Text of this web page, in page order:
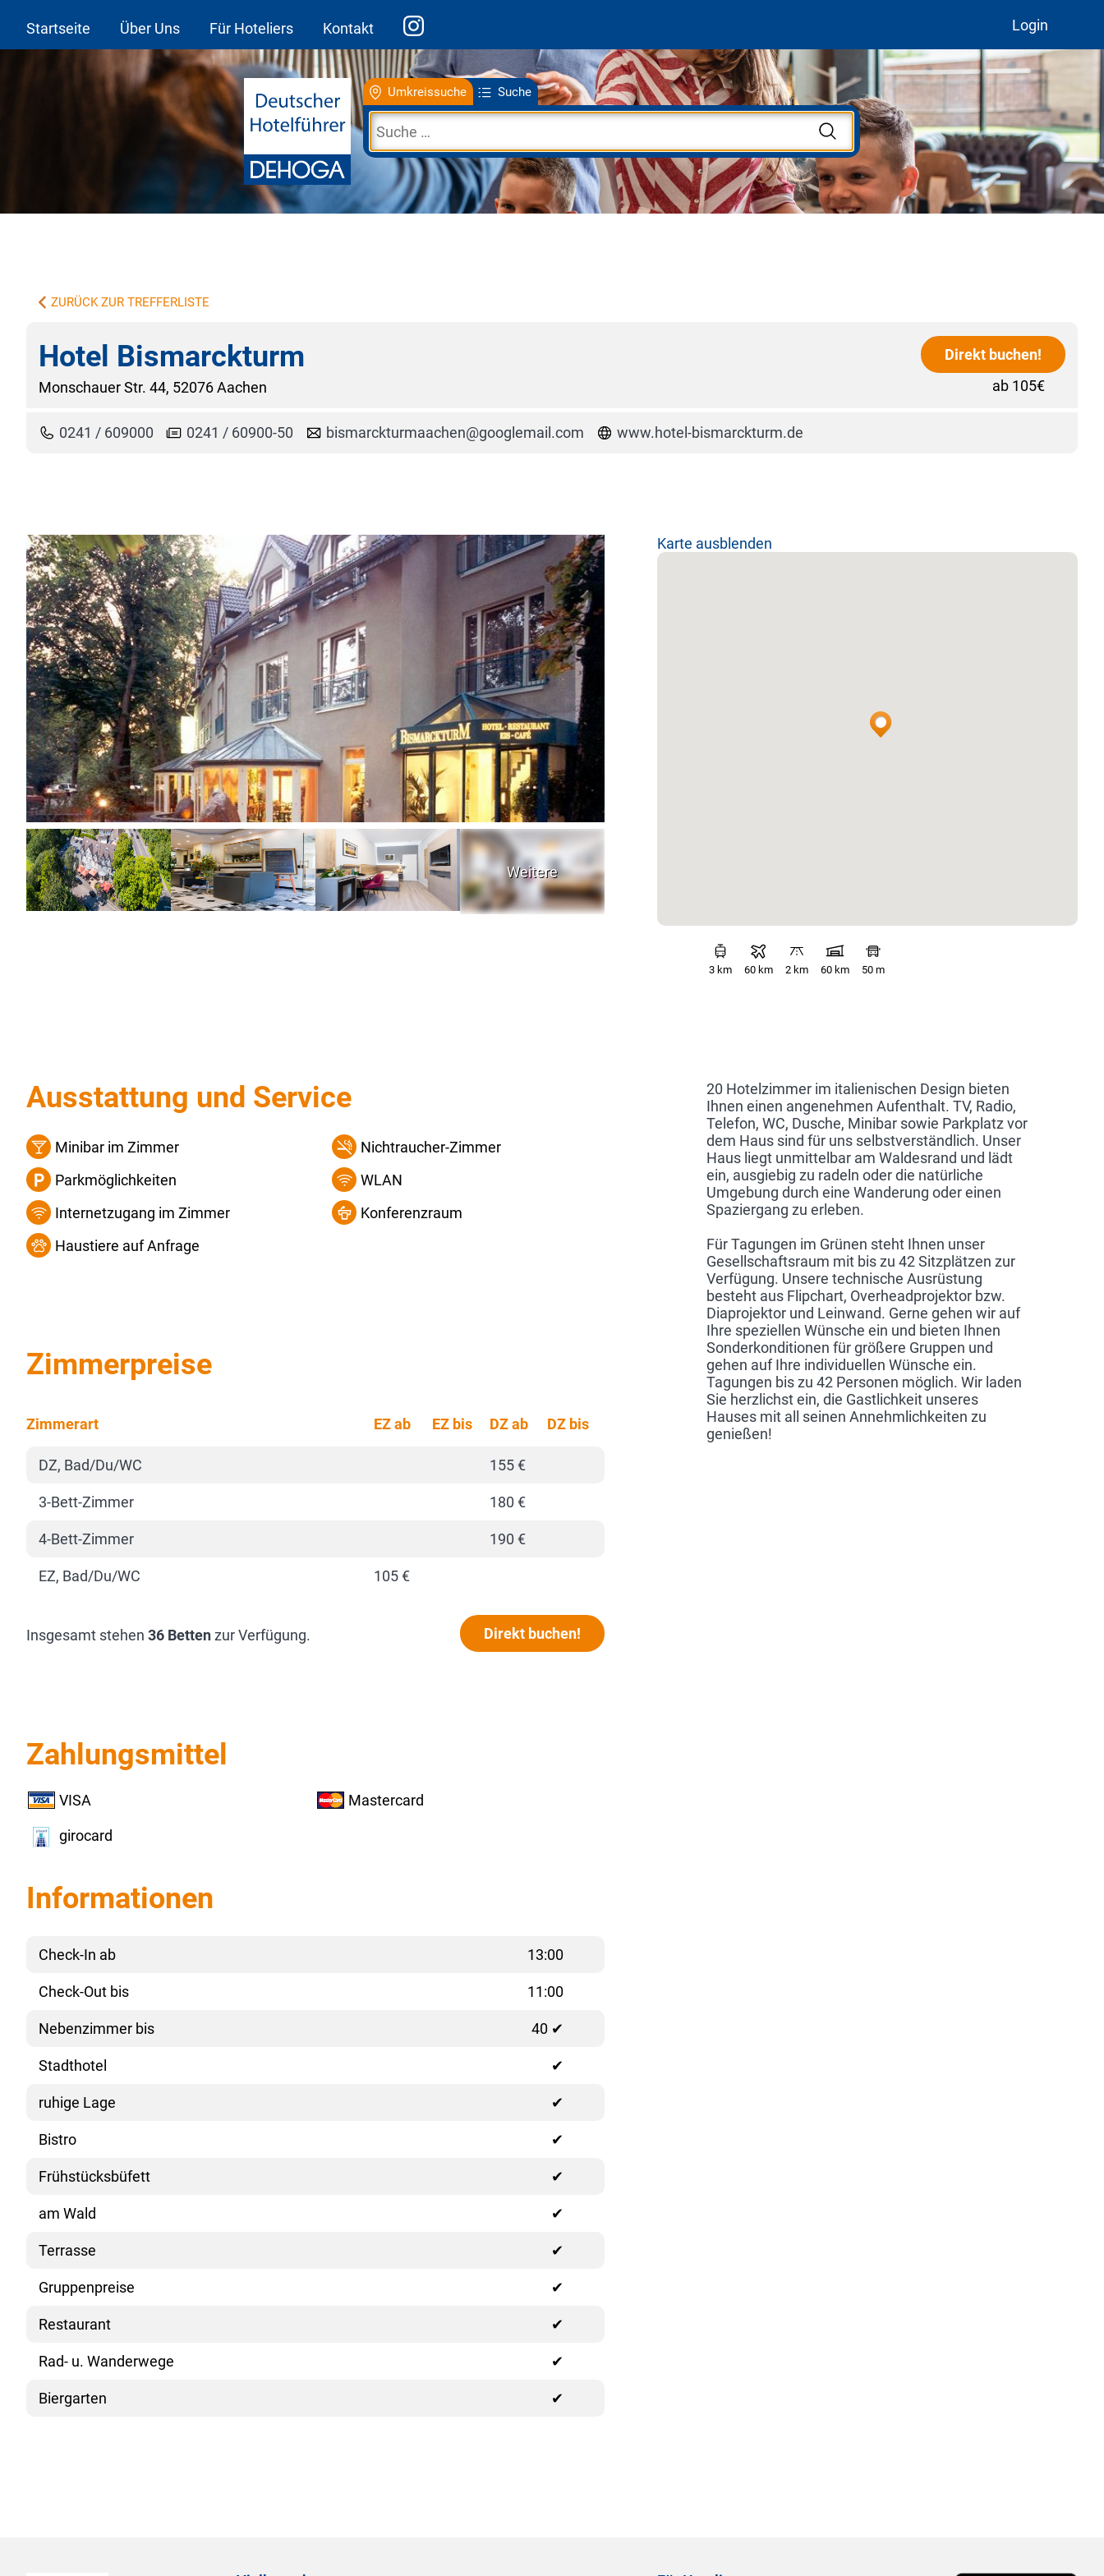
Startseite Über Uns Für Hoteliers Kontakt Login
Umkreissuche Suche
ZURÜCK ZUR TREFFERLISTE
Hotel Bismarckturm
Monschauer Str. 44, 52076 Aachen
Direkt buchen!
ab 105€
0241 / 609000 0241 / 60900-50 bismarckturmaachen@googlemail.com www.hotel-bismarckturm.de
Karte ausblenden
3 km 60 km 2 km 60 km 50 m
Ausstattung und Service
Minibar im Zimmer
Nichtraucher-Zimmer
Parkmöglichkeiten
WLAN
Internetzugang im Zimmer
Konferenzraum
Haustiere auf Anfrage
Zimmerpreise
Zimmerart EZ ab EZ bis DZ ab DZ bis
DZ, Bad/Du/WC 155 €
3-Bett-Zimmer 180 €
4-Bett-Zimmer 190 €
EZ, Bad/Du/WC 105 €
Insgesamt stehen 36 Bettenzur Verfügung. Direkt buchen!
Zahlungsmittel
VISA Mastercard
girocard
Informationen
Check-In ab 13:00
Check-Out bis 11:00
Nebenzimmer bis 40 ✔
Stadthotel ✔
ruhige Lage ✔
Bistro ✔
Frühstücksbüfett ✔
am Wald ✔
Terrasse ✔
Gruppenpreise ✔
Restaurant ✔
Rad- u. Wanderwege ✔
Biergarten ✔
20 Hotelzimmer im italienischen Design bieten
Ihnen einen angenehmen Aufenthalt. TV, Radio,
Telefon, WC, Dusche, Minibar sowie Parkplatz vor
dem Haus sind für uns selbstverständlich. Unser
Haus liegt unmittelbar am Waldesrand und lädt
ein, ausgiebig zu radeln oder die natürliche
Umgebung durch eine Wanderung oder einen
Spaziergang zu erleben.
Für Tagungen im Grünen steht Ihnen unser
Gesellschaftsraum mit bis zu 42 Sitzplätzen zur
Verfügung. Unsere technische Ausrüstung
besteht aus Flipchart, Overheadprojektor bzw.
Diaprojektor und Leinwand. Gerne gehen wir auf
Ihre speziellen Wünsche ein und bieten Ihnen
Sonderkonditionen für größere Gruppen und
gehen auf Ihre individuellen Wünsche ein.
Tagungen bis zu 42 Personen möglich. Wir laden
Sie herzlichst ein, die Gastlichkeit unseres
Hauses mit all seinen Annehmlichkeiten zu
genießen!